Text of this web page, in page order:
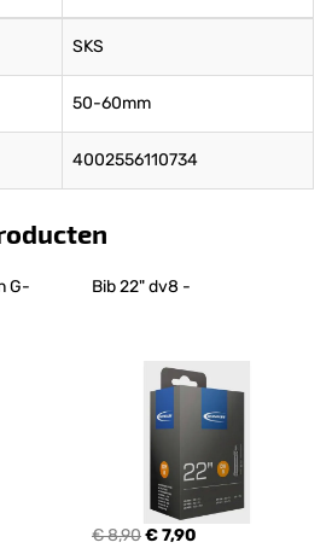
SKS
50-60mm
4002556110734
G-
Bib 22" dv8 -
€ 8,90€ 7,90